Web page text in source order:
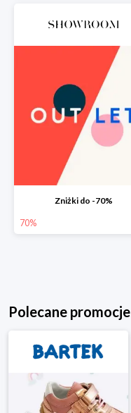
Zniżki do -70%
70%
Polecane promocje